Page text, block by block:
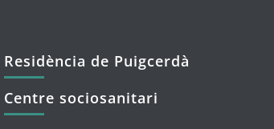
Residència de Puigcerdà
Centre sociosanitari